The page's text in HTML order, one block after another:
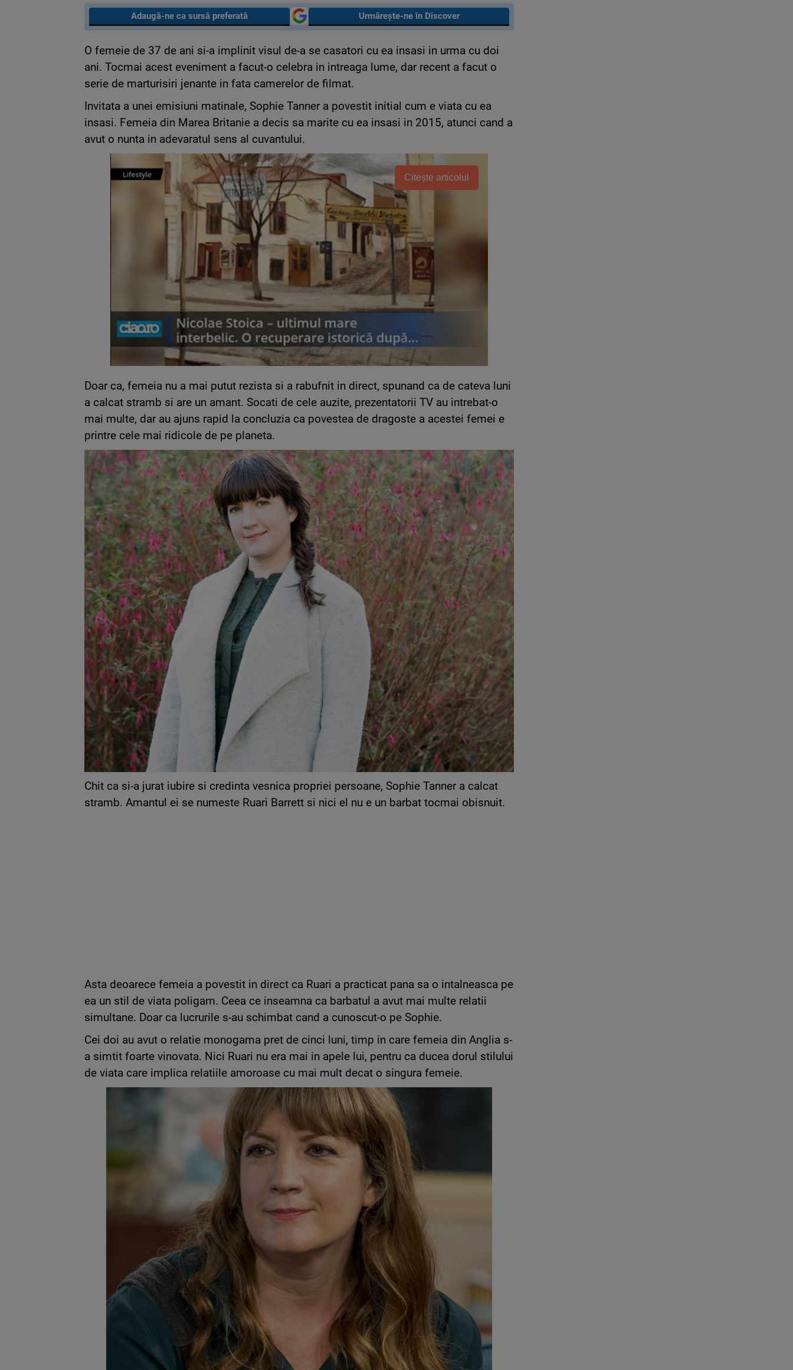
Adaugă-ne ca sursă preferată Urmărește-ne în Discover
O femeie de 37 de ani si-a implinit visul de-a se casatori cu ea insasi in urma cu doi
ani. Tocmai acest eveniment a facut-o celebra in intreaga lume, dar recent a facut o
serie de marturisiri jenante in fata camerelor de filmat.
Invitata a unei emisiuni matinale, Sophie Tanner a povestit initial cum e viata cu ea
insasi. Femeia din Marea Britanie a decis sa marite cu ea insasi in 2015, atunci cand a
avut o nunta in adevaratul sens al cuvantului.
Citește articolul
Doar ca, femeia nu a mai putut rezista si a rabufnit in direct, spunand ca de cateva luni
a calcat stramb si are un amant. Socati de cele auzite, prezentatorii TV au intrebat-o
mai multe, dar au ajuns rapid la concluzia ca povestea de dragoste a acestei femei e
printre cele mai ridicole de pe planeta.
Chit ca si-a jurat iubire si credinta vesnica propriei persoane, Sophie Tanner a calcat
stramb. Amantul ei se numeste Ruari Barrett si nici el nu e un barbat tocmai obisnuit.
Asta deoarece femeia a povestit in direct ca Ruari a practicat pana sa o intalneasca pe
ea un stil de viata poligam. Ceea ce inseamna ca barbatul a avut mai multe relatii
simultane. Doar ca lucrurile s-au schimbat cand a cunoscut-o pe Sophie.
Cei doi au avut o relatie monogama pret de cinci luni, timp in care femeia din Anglia s-
a simtit foarte vinovata. Nici Ruari nu era mai in apele lui, pentru ca ducea dorul stilului
de viata care implica relatiile amoroase cu mai mult decat o singura femeie.